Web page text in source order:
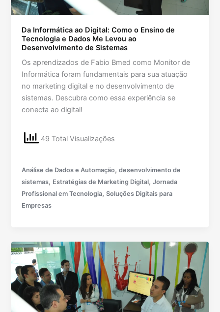
Da Informática ao Digital: Como o Ensino de
Tecnologia e Dados Me Levou ao
Desenvolvimento de Sistemas
Os aprendizados de Fabio Bmed como Monitor de
Informática foram fundamentais para sua atuação
no marketing digital e no desenvolvimento de
sistemas. Descubra como essa experiência se
conecta ao digital!
49 Total Visualizações
Análise de Dados e Automação,desenvolvimento de
sistemas, Estratégias de Marketing Digital,Jornada
Profissional em Tecnologia,Soluções Digitais para
Empresas